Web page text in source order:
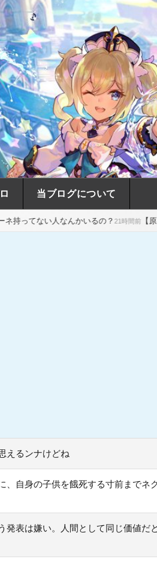
当ブログについて
人なんかいるの？21時間前【原神】7.0DPS
えるンナけどね
自身の子供を餓死する寸前までネ
発表は嫌い。人間として同じ価値だ